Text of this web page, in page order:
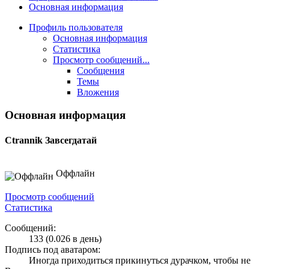
Основная информация
Профиль пользователя
Основная информация
Статистика
Просмотр сообщений...
Сообщения
Темы
Вложения
Основная информация
Ctrannik Завсегдатай
Оффлайн
Просмотр сообщений
Статистика
Сообщений:
133 (0.026 в день)
Подпись под аватаром:
Иногда приходиться прикинуться дурачком, чтобы не